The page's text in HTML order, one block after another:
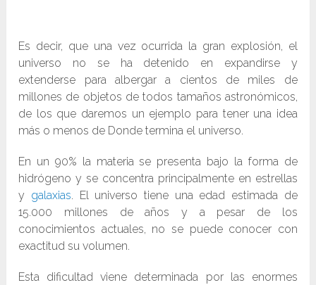
Es decir, que una vez ocurrida la gran explosión, el
universo no se ha detenido en expandirse y
extenderse para albergar a cientos de miles de
millones de objetos de todos tamaños astronómicos,
de los que daremos un ejemplo para tener una idea
más o menos de Donde termina el universo.
En un 90% la materia se presenta bajo la forma de
hidrógeno y se concentra principalmente en estrellas
y galaxias. El universo tiene una edad estimada de
15.000 millones de años y a pesar de los
conocimientos actuales, no se puede conocer con
exactitud su volumen.
Esta dificultad viene determinada por las enormes